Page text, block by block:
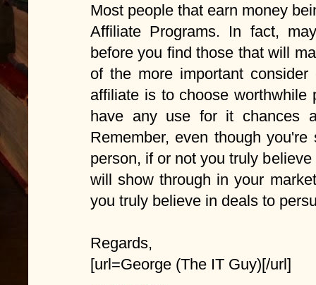
Most people that earn money
Affiliate Programs. In fact,
before you find those that will
of the more important
affiliate is to choose
have any use for it chances
Remember, even though
person, if or not you truly
will show through in your
you truly believe in deals to
Regards,
[url=George (The IT Guy)[/url]